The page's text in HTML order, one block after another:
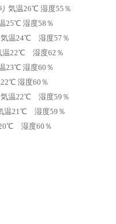
気温26℃ 湿度55％
25℃ 湿度58％
温24℃ 湿度57％
温22℃ 湿度62％
23℃ 湿度60％
湿度60％
温22℃ 湿度59％
温21℃ 湿度59％
湿度60％